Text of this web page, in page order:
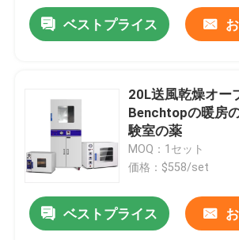
製品
企業情報
会社案内
ベストプライス
20L送風乾燥オー
Benchtopの暖房
験室の薬
MOQ：1セット
価格：$558/set
ベストプライス